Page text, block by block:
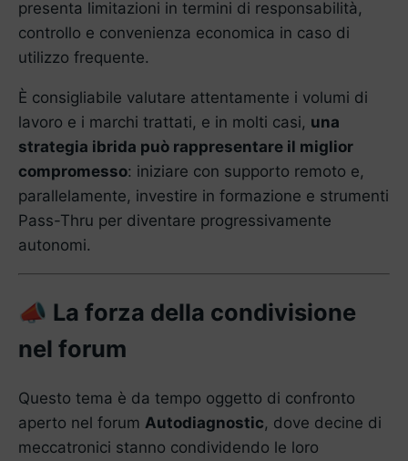
presenta limitazioni in termini di responsabilità,
controllo e convenienza economica in caso di
utilizzo frequente.
È consigliabile valutare attentamente i volumi di
lavoro e i marchi trattati, e in molti casi, una
strategia ibrida può rappresentare il miglior
compromesso: iniziare con supporto remoto e,
parallelamente, investire in formazione e strumenti
Pass-Thru per diventare progressivamente
autonomi.
📣 La forza della condivisione
nel forum
Questo tema è da tempo oggetto di confronto
aperto nel forum Autodiagnostic, dove decine di
meccatronici stanno condividendo le loro